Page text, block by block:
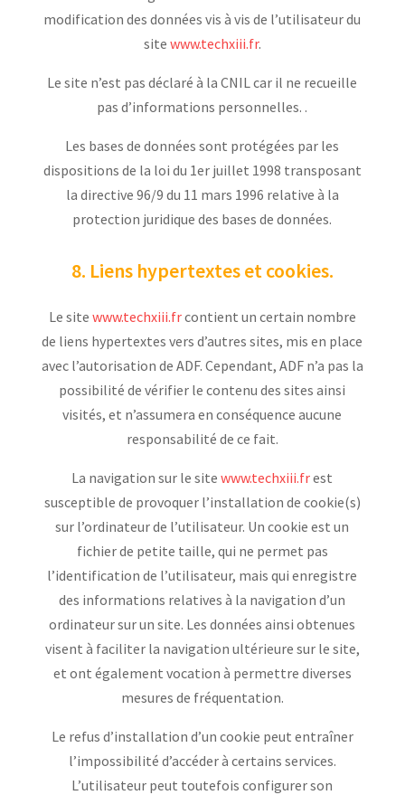
modification des données vis à vis de l’utilisateur du
site www.techxiii.fr.
Le site n’est pas déclaré à la CNIL car il ne recueille
pas d’informations personnelles. .
Les bases de données sont protégées par les
dispositions de la loi du 1er juillet 1998 transposant
la directive 96/9 du 11 mars 1996 relative à la
protection juridique des bases de données.
8. Liens hypertextes et cookies.
Le site www.techxiii.frcontient un certain nombre
de liens hypertextes vers d’autres sites, mis en place
avec l’autorisation de ADF. Cependant, ADF n’a pas la
possibilité de vérifier le contenu des sites ainsi
visités, et n’assumera en conséquence aucune
responsabilité de ce fait.
La navigation sur le sitewww.techxiii.frest
susceptible de provoquer l’installation de cookie(s)
sur l’ordinateur de l’utilisateur. Un cookie est un
fichier de petite taille, qui ne permet pas
l’identification de l’utilisateur, mais qui enregistre
des informations relatives à la navigation d’un
ordinateur sur un site. Les données ainsi obtenues
visent à faciliter la navigation ultérieure sur le site,
et ont également vocation à permettre diverses
mesures de fréquentation.
Le refus d’installation d’un cookie peut entraîner
l’impossibilité d’accéder à certains services.
L’utilisateur peut toutefois configurer son